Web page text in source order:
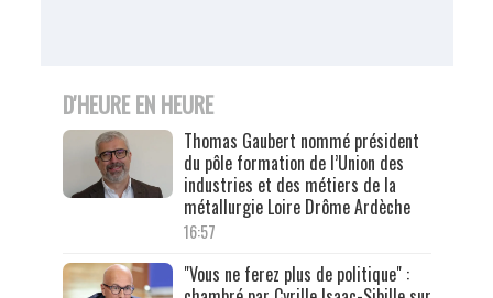
D'HEURE EN HEURE
Thomas Gaubert nommé président
du pôle formation de l’Union des
industries et des métiers de la
métallurgie Loire Drôme Ardèche
16:57
"Vous ne ferez plus de politique" :